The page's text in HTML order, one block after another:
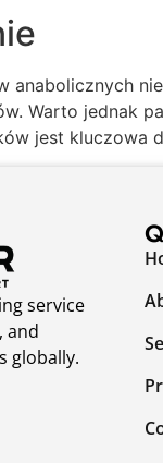
anabolicznych
Warto jednak
jest kluczowa
service
and
globally.